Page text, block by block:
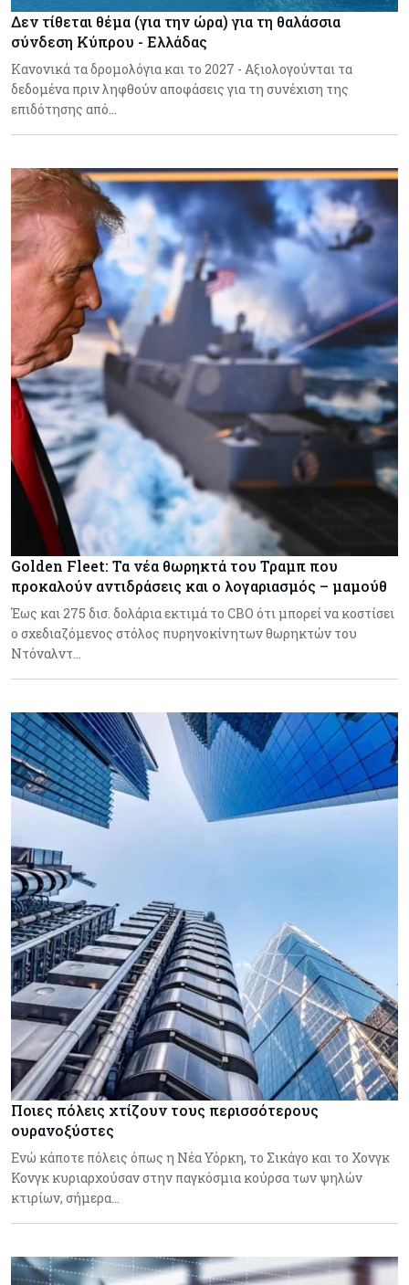
Δεν τίθεται θέμα (για την ώρα) για τη θαλάσσια
σύνδεση Κύπρου - Ελλάδας
Κανονικά τα δρομολόγια και το 2027 - Αξιολογούνται τα
δεδομένα πριν ληφθούν αποφάσεις για τη συνέχιση της
επιδότησης από…
Golden Fleet: Τα νέα θωρηκτά του Τραμπ που
προκαλούν αντιδράσεις και ο λογαριασμός – μαμούθ
Έως και 275 δισ. δολάρια εκτιμά το CBO ότι μπορεί να κοστίσει
ο σχεδιαζόμενος στόλος πυρηνοκίνητων θωρηκτών του
Ντόναλντ…
Ποιες πόλεις χτίζουν τους περισσότερους
ουρανοξύστες
Ενώ κάποτε πόλεις όπως η Νέα Υόρκη, το Σικάγο και το Χονγκ
Κονγκ κυριαρχούσαν στην παγκόσμια κούρσα των ψηλών
κτιρίων, σήμερα…